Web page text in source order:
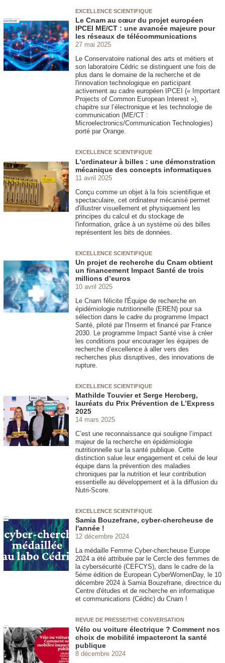
EXCELLENCE SCIENTIFIQUE
Le Cnam au cœur du projet européen
IPCEI ME/CT : une avancée majeure pour
les réseaux de télécommunications
27 mai 2025
Le Conservatoire national des arts et métiers et
son laboratoire Cédric se distinguent une fois de
plus dans le domaine de la recherche et de
l'innovation technologique en participant
activement au cadre européen IPCEI (« Important
Projects of Common European Interest »),
chapitre sur l’électronique et les technologie de
communication (ME/CT :
Microelectronics/Communication Technologies)
porté par Orange.
EXCELLENCE SCIENTIFIQUE
L'ordinateur à billes : une démonstration
mécanique des concepts informatiques
11 avril 2025
Conçu comme un objet à la fois scientifique et
spectaculaire, cet ordinateur mécanisé permet
d'illustrer visuellement et physiquement les
principes du calcul et du stockage de
l'information, grâce à un système où des billes
représentent les bits de données.
EXCELLENCE SCIENTIFIQUE
Un projet de recherche du Cnam obtient
un financement Impact Santé de trois
millions d’euros
10 avril 2025
Le Cnam félicite l'Équipe de recherche en
épidémiologie nutritionnelle (EREN) pour sa
sélection dans le cadre du programme Impact
Santé, piloté par l'Inserm et financé par France
2030. Le programme Impact Santé vise à créer
les conditions pour encourager les équipes de
recherche d’excellence à aller vers des
recherches plus disruptives, des innovations de
rupture.
EXCELLENCE SCIENTIFIQUE
Mathilde Touvier et Serge Hercberg,
lauréats du Prix Prévention de L’Express
2025
14 mars 2025
C’est une reconnaissance qui souligne l’impact
majeur de la recherche en épidémiologie
nutritionnelle sur la santé publique. Cette
distinction salue leur engagement et celui de leur
équipe dans la prévention des maladies
chroniques par la nutrition et leur contribution
essentielle au développement et à la diffusion du
Nutri-Score.
EXCELLENCE SCIENTIFIQUE
Samia Bouzefrane, cyber-chercheuse de
l'année !
12 décembre 2024
La médaille Femme Cyber-chercheuse Europe
2024 a été attribuée par le Cercle des femmes de
la cybersécurité (CEFCYS), dans le cadre de la
5ème édition de European CyberWomenDay, le 10
décembre 2024 à Samia Bouzefrane, directrice du
Centre d'études et de recherche en informatique
et communications (Cédric) du Cnam !
REVUE DE PRESSE/THE CONVERSATION
Vélo ou voiture électrique ? Comment nos
choix de mobilité impacteront la santé
publique
8 décembre 2024